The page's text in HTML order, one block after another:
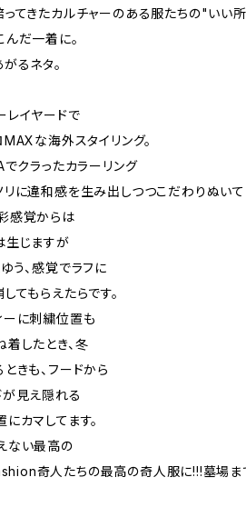
ってきたカルチャーのある服たちの"いい
だ一着に。
るネタ。
レイヤードで
な海外スタイリング。
でクラったカラーリング
に違和感を生み出しつつこだわりぬいて
感覚からは
生じますが
う、感覚でラフに
てもらえたらです。
ーに刺繍位置も
したとき、冬
きも、フードから
が見え隠れる
カマしてます。
ない最高の
奇人たちの最高の奇人服に!!!墓場ま